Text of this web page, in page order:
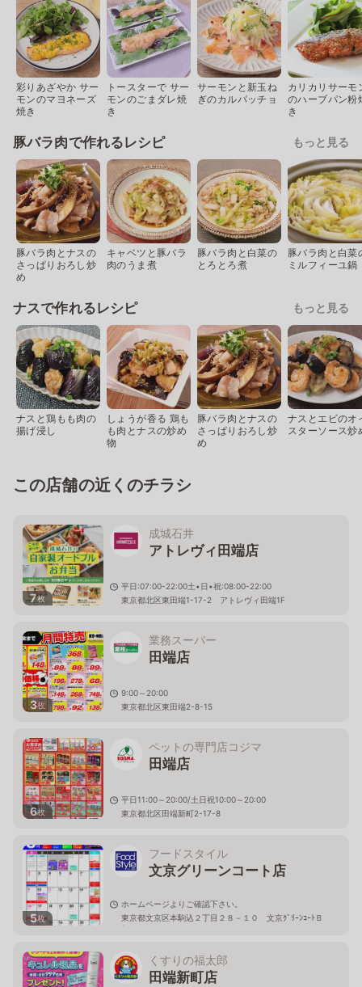
彩りあざやか サー
モンのマヨネーズ
焼き
トースターで サー
モンのごまダレ焼
き
サーモンと新玉ね
ぎのカルパッチョ
カリカリサーモ
のハーブパン粉
き
豚バラ肉で作れるレシピ もっと見る
豚バラ肉とナスの
さっぱりおろし炒
め
キャベツと豚バラ
肉のうま煮
豚バラ肉と白菜の
とろとろ煮
豚バラ肉と白菜
ミルフィーユ鍋
ナスで作れるレシピ もっと見る
ナスと鶏もも肉の
揚げ浸し
しょうが香る 鶏も
も肉とナスの炒め
物
豚バラ肉とナスの
さっぱりおろし炒
め
ナスとエビのオ
スターソース炒
この店舗の近くのチラシ
7枚
成城石井
アトレヴィ田端店
平日:07:00-22:00土•日•祝:08:00-22:00
東京都北区東田端1-17-2 アトレヴィ田端1F
3枚
業務スーパー
田端店
9:00～20:00
東京都北区東田端2-8-15
6枚
ペットの専門店コジマ
田端店
平日11:00～20:00/土日祝10:00～20:00
東京都北区田端新町2-17-8
5枚
フードスタイル
文京グリーンコート店
ホームページよりご確認下さい。
東京都文京区本駒込２丁目２８－１０ 文京ｸﾞﾘｰﾝｺｰﾄＢ
1
くすりの福太郎
田端新町店